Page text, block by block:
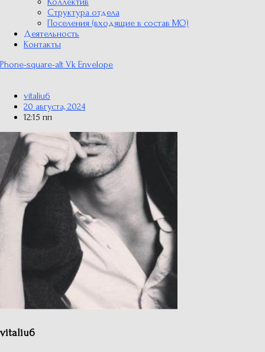
Структура отдела
Поселения (входящие в состав МО)
Деятельность
Контакты
Phone-square-alt Vk Envelope
vitaliu6
20 августа, 2024
12:15 пп
vitaliu6